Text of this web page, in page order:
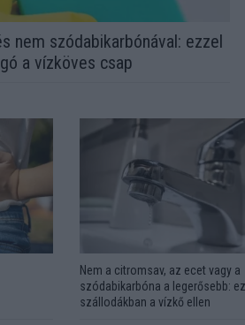
nem szódabikarbónával: ezzel
a vízköves csap
Nem a citromsav, az ecet vagy a
szódabikarbóna a legerősebb:
szállodákban a vízkő ellen